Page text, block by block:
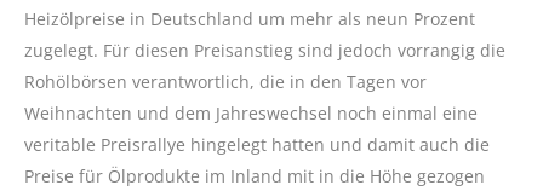
Heizölpreise in Deutschland um mehr als neun Prozent
zugelegt. Für diesen Preisanstieg sind jedoch vorrangig die
Rohölbörsen verantwortlich, die in den Tagen vor
Weihnachten und dem Jahreswechsel noch einmal eine
veritable Preisrallye hingelegt hatten und damit auch die
Preise für Ölprodukte im Inland mit in die Höhe gezogen